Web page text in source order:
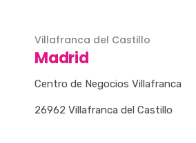
Villafranca del Castillo
Madrid
Centro de Negocios Villafranca
26962 Villafranca del Castillo